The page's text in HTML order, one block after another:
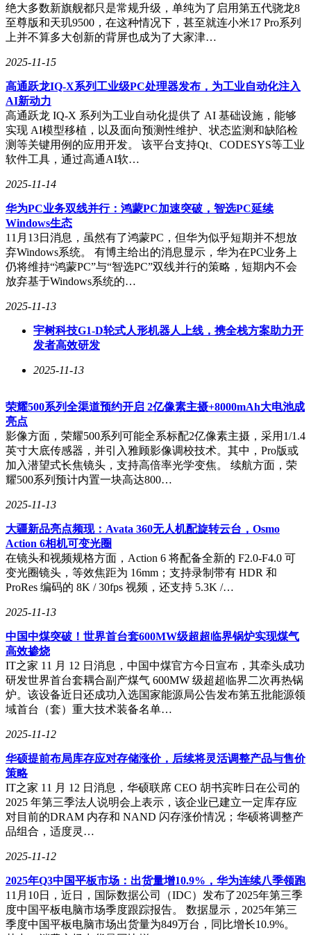
绝大多数新旗舰都只是常规升级，单纯为了启用第五代骁龙8
至尊版和天玑9500，在这种情况下，甚至就连小米17 Pro系列
上并不算多大创新的背屏也成为了大家津…
2025-11-15
高通跃龙IQ-X系列工业级PC处理器发布，为工业自动化注入
AI新动力
高通跃龙 IQ-X 系列为工业自动化提供了 AI 基础设施，能够
实现 AI模型移植，以及面向预测性维护、状态监测和缺陷检
测等关键用例的应用开发。 该平台支持Qt、CODESYS等工业
软件工具，通过高通AI软…
2025-11-14
华为PC业务双线并行：鸿蒙PC加速突破，智选PC延续
Windows生态
11月13日消息，虽然有了鸿蒙PC，但华为似乎短期并不想放
弃Windows系统。 有博主给出的消息显示，华为在PC业务上
仍将维持“鸿蒙PC”与“智选PC”双线并行的策略，短期内不会
放弃基于Windows系统的…
2025-11-13
宇树科技G1-D轮式人形机器人上线，携全栈方案助力开
发者高效研发
2025-11-13
荣耀500系列全渠道预约开启 2亿像素主摄+8000mAh大电池成
亮点
影像方面，荣耀500系列可能全系标配2亿像素主摄，采用1/1.4
英寸大底传感器，并引入雅顾影像调校技术。其中，Pro版或
加入潜望式长焦镜头，支持高倍率光学变焦。 续航方面，荣
耀500系列预计内置一块高达800…
2025-11-13
大疆新品亮点频现：Avata 360无人机配旋转云台，Osmo
Action 6相机可变光圈
在镜头和视频规格方面，Action 6 将配备全新的 F2.0-F4.0 可
变光圈镜头，等效焦距为 16mm；支持录制带有 HDR 和
ProRes 编码的 8K / 30fps 视频，还支持 5.3K /…
2025-11-13
中国中煤突破！世界首台套600MW级超超临界锅炉实现煤气
高效掺烧
IT之家 11 月 12 日消息，中国中煤官方今日宣布，其牵头成功
研发世界首台套耦合副产煤气 600MW 级超超临界二次再热锅
炉。该设备近日还成功入选国家能源局公告发布第五批能源领
域首台（套）重大技术装备名单…
2025-11-12
华硕提前布局库存应对存储涨价，后续将灵活调整产品与售价
策略
IT之家 11 月 12 日消息，华硕联席 CEO 胡书宾昨日在公司的
2025 年第三季法人说明会上表示，该企业已建立一定库存应
对目前的DRAM 内存和 NAND 闪存涨价情况；华硕将调整产
品组合，适度灵…
2025-11-12
2025年Q3中国平板市场：出货量增10.9%，华为连续八季领跑
11月10日，近日，国际数据公司（IDC）发布了2025年第三季
度中国平板电脑市场季度跟踪报告。 数据显示，2025年第三
季度中国平板电脑市场出货量为849万台，同比增长10.9%。